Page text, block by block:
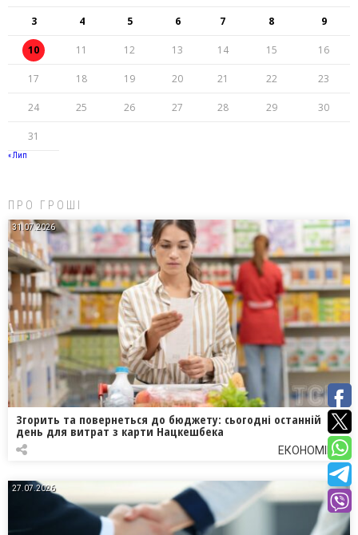
3 4 5 6 7 8 9
10 11 12 13 14 15 16
17 18 19 20 21 22 23
24 25 26 27 28 29 30
31
« Лип
ПРО ГРОШІ
31.07.2026
Згорить та повернеться до бюджету: сьогодні останній
день для витрат з карти Нацкешбека
ЕКОНОМІКА
27.07.2026